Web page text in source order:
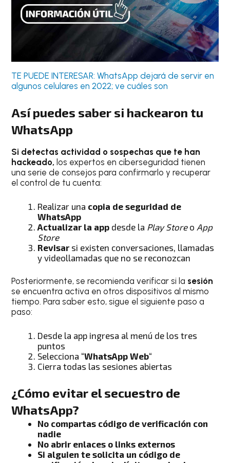
TE PUEDE INTERESAR: WhatsApp dejará de servir en
algunos celulares en 2022; ve cuáles son
Así puedes saber si hackearon tu
WhatsApp
Si detectas actividad o sospechas que te han
hackeado, los expertos en ciberseguridad tienen
una serie de consejos para confirmarlo y recuperar
el control de tu cuenta:
Realizar una copia de seguridad de
WhatsApp
Actualizar la app desde la Play Storeo App
Store
Revisar si existen conversaciones, llamadas
y videollamadas que no se reconozcan
Posteriormente, se recomienda verificar si la sesión
se encuentra activa en otros dispositivos al mismo
tiempo. Para saber esto, sigue el siguiente paso a
paso:
Desde la app ingresa al menú de los tres
puntos
Selecciona “WhatsApp Web“
Cierra todas las sesiones abiertas
¿Cómo evitar el secuestro de
WhatsApp?
No compartas código de verificación con
nadie
No abrir enlaces o links externos
Si alguien te solicita un código de